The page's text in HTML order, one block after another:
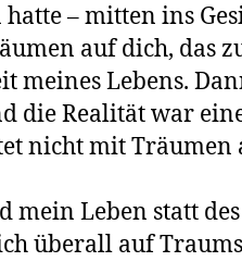
– mitten ins
auf dich, das
meines Lebens.
die Realität war
nicht mit Träumen
mein Leben statt
überall auf